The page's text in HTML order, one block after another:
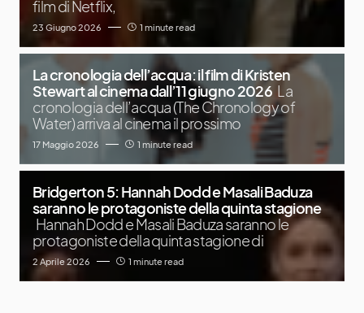
film di Netflix,
23 Giugno 2026 1 minute read
La cronologia dell’acqua: il film di Kristen
Stewart al cinema dall’11 giugno 2026 La
cronologia dell’acqua (The Chronology of
Water) arriva al cinema il prossimo
17 Maggio 2026 1 minute read
Bridgerton 5: Hannah Dodd e Masali Baduza
saranno le protagoniste della quinta stagione
Hannah Dodd e Masali Baduza saranno le
protagoniste della quinta stagione di
2 Aprile 2026 1 minute read